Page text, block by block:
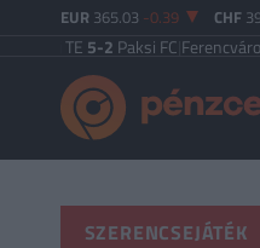
EUR 365.03 -0.39 CHF
5-2 Paksi FC|Ferencváros
SZERENCSEJÁTÉK